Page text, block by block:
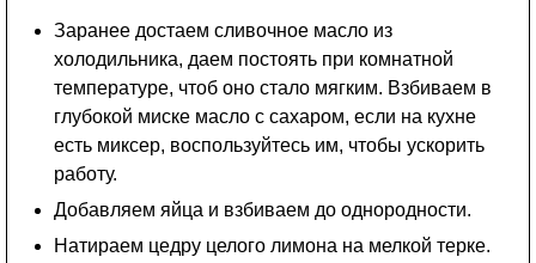
Заранее достаем сливочное масло из
холодильника, даем постоять при комнатной
температуре, чтоб оно стало мягким. Взбиваем в
глубокой миске масло с сахаром, если на кухне
есть миксер, воспользуйтесь им, чтобы ускорить
работу.
Добавляем яйца и взбиваем до однородности.
Натираем цедру целого лимона на мелкой терке.